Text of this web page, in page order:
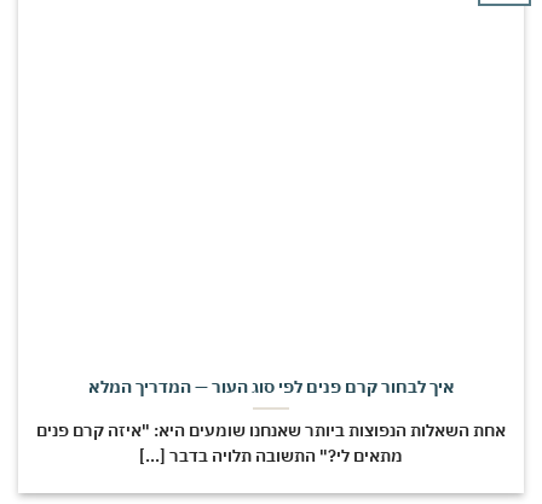
איך לבחור קרם פנים לפי סוג העור — המדריך המלא
אחת השאלות הנפוצות ביותר שאנחנו שומעים היא: "איזה קרם פנים
מתאים לי?" התשובה תלויה בדבר [...]